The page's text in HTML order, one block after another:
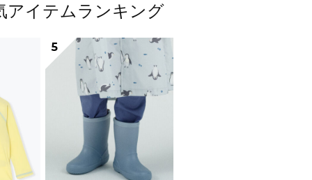
アイテムランキング
5